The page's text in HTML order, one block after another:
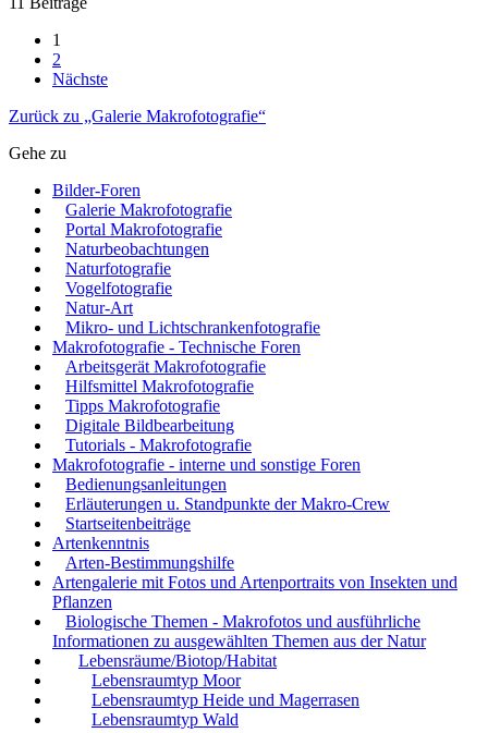
1
2
Nächste
Zurück zu „Galerie Makrofotografie“
Gehe zu
Bilder-Foren
Galerie Makrofotografie
Portal Makrofotografie
Naturbeobachtungen
Naturfotografie
Vogelfotografie
Natur-Art
Mikro- und Lichtschrankenfotografie
Makrofotografie - Technische Foren
Arbeitsgerät Makrofotografie
Hilfsmittel Makrofotografie
Tipps Makrofotografie
Digitale Bildbearbeitung
Tutorials - Makrofotografie
Makrofotografie - interne und sonstige Foren
Bedienungsanleitungen
Erläuterungen u. Standpunkte der Makro-Crew
Startseitenbeiträge
Artenkenntnis
Arten-Bestimmungshilfe
Artengalerie mit Fotos und Artenportraits von Insekten und
Pflanzen
Biologische Themen - Makrofotos und ausführliche
Informationen zu ausgewählten Themen aus der Natur
Lebensräume/Biotop/Habitat
Lebensraumtyp Moor
Lebensraumtyp Heide und Magerrasen
Lebensraumtyp Wald